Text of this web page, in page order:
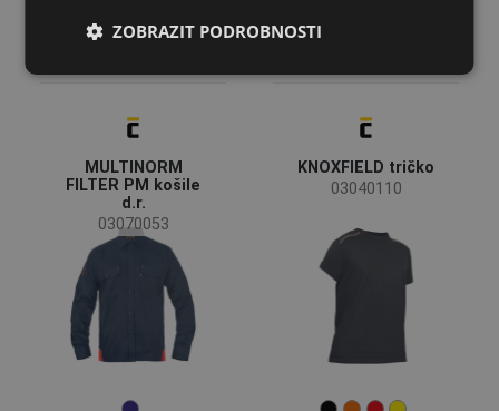
MULTINORM
FILTER PM košile
d.r.
03070053
KNOXFIELD tričko
03040110
ZOBRAZIT PODROBNOSTI